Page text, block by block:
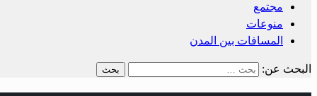
مجتمع
منوعات
المسافات بين المدن
البحث عن: